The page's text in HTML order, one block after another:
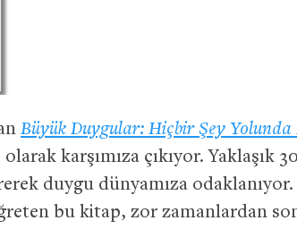
Büyük Duygular: Hiçbir Şey Yolunda
karşımıza çıkıyor. Yaklaşık
duygu dünyamıza odaklanıyor.
bu kitap, zor zamanlardan